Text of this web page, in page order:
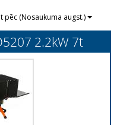
pēc (Nosaukuma augst.)
2.2kW 7t